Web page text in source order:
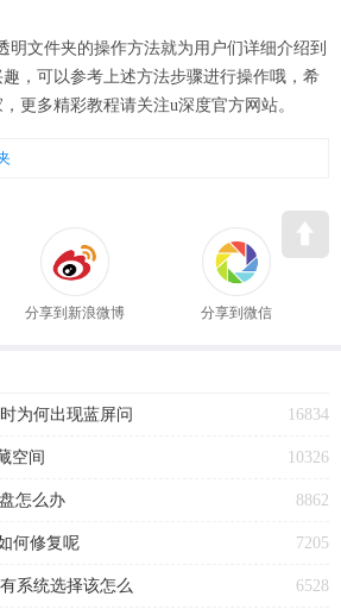
文件夹的操作方法就为用户们详细介绍到
，可以参考上述方法步骤进行操作哦，希
更多精彩教程请关注u深度官方网站。
分享到新浪微博 分享到微信
为何出现蓝屏问 16834
空间 10326
怎么办 8862
何修复呢 7205
系统选择该怎么 6528